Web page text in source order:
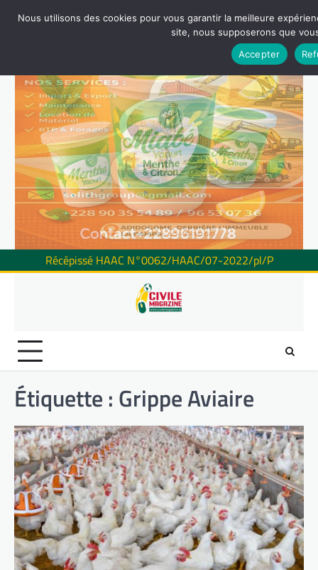
Récépissé HAAC N°0062/HAAC/07-2022/pl/P
Étiquette : Grippe Aviaire
Nous utilisons des cookies pour vous garantir la meilleure
site, nous supposerons que
Accepter